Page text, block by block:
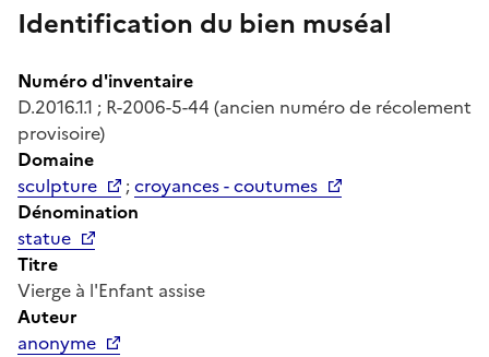
Identification du bien muséal
Numéro d'inventaire
D.2016.1.1 ; R-2006-5-44 (ancien numéro de récolement
provisoire)
Domaine
sculpture
;croyances - coutumes
Dénomination
statue
Titre
Vierge à l'Enfant assise
Auteur
anonyme